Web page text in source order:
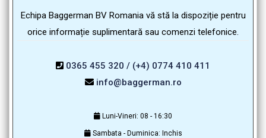
Echipa Baggerman BV Romania vă stă la dispoziție pentru
orice informație suplimentară sau comenzi telefonice.
0365 455 320 / (+4) 0774 410 411
info@baggerman.ro
Luni-Vineri: 08 - 16:30
Sambata - Duminica: Inchis